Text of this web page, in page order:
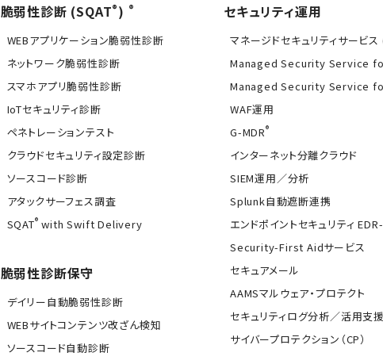
脆弱性診断 (SQAT®) ®
WEBアプリケーション脆弱性診断
ネットワーク脆弱性診断
スマホアプリ脆弱性診断
IoTセキュリティ診断
ペネトレーションテスト
クラウドセキュリティ設定診断
ソースコード診断
アタックサーフェス調査
SQAT® with Swift Delivery
脆弱性診断保守
デイリー自動脆弱性診断
WEBサイトコンテンツ改ざん検知
ソースコード自動診断
セキュリティ運用
マネージドセキュリティサービス
Managed Security Service
Managed Security Service
WAF運用
G-MDR®
インターネット分離クラウド
SIEM運用／分析
Splunk自動遮断連携
エンドポイントセキュリティ
Security-First Aidサービス
セキュアメール
AAMSマルウェア・プロテクト
セキュリティログ分析／活用支援
サイバープロテクション（CP）